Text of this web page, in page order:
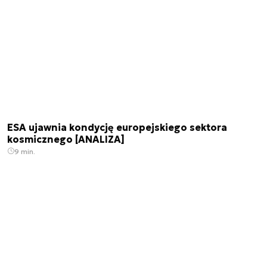
ESA ujawnia kondycję europejskiego sektora
kosmicznego [ANALIZA]
9 min.